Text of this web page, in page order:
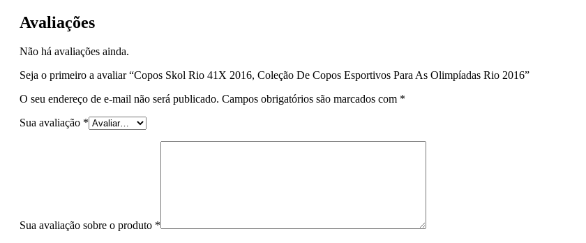
Avaliações
Não há avaliações ainda.
Seja o primeiro a avaliar “Copos Skol Rio 41X 2016, Coleção De Copos Esportivos Para As Olimpíadas Rio 2016”
O seu endereço de e-mail não será publicado. Campos obrigatórios são marcados com *
Sua avaliação *
Sua avaliação sobre o produto *